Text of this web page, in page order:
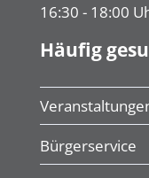
16:30 - 18:00
Häufig
Bürgerservice